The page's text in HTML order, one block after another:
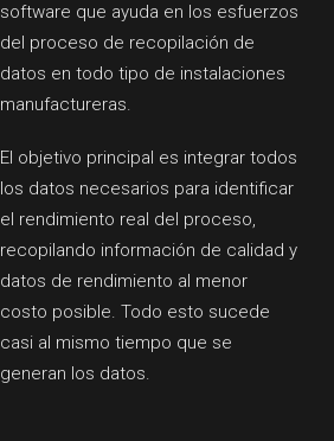
software que ayuda en los esfuerzos
del proceso de recopilación de
datos en todo tipo de instalaciones
manufactureras.
El objetivo principal es integrar todos
los datos necesarios para identificar
el rendimiento real del proceso,
recopilando información de calidad y
datos de rendimiento al menor
costo posible. Todo esto sucede
casi al mismo tiempo que se
generan los datos.